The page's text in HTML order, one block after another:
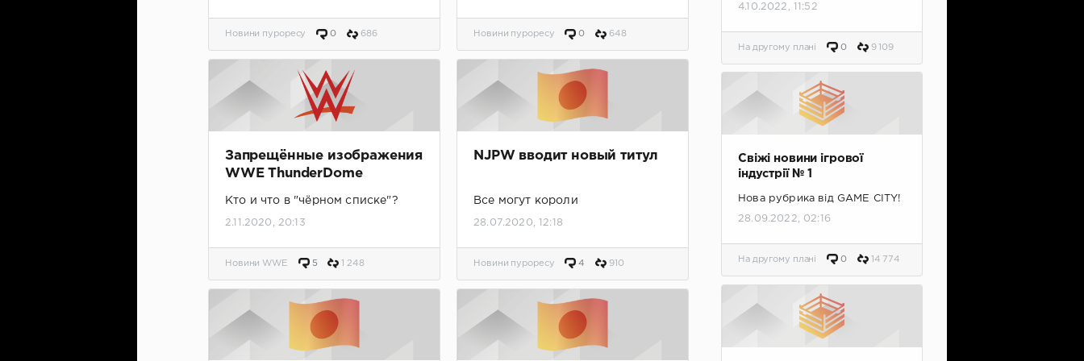
Новини пуроресу 0 686 Новини пуроресу 0 648
Запрещённые изображения
WWE ThunderDome
Кто и что в "чёрном списке"?
2.11.2020, 20:13
Новини WWE 5 1 248
NJPW вводит новый титул
Все могут короли
28.07.2020, 12:18
Новини пуроресу 4 910
4.10.2022, 11:52
На другому плані 0 9 109
Свіжі новини ігрової
індустрії № 1
Нова рубрика від GAME CITY!
28.09.2022, 02:16
На другому плані 0 14 774